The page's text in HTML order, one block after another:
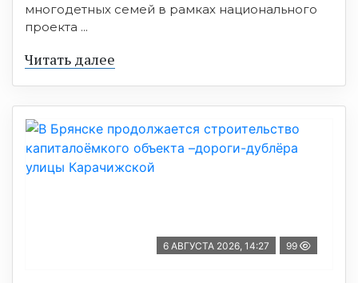
многодетных семей в рамках национального
проекта ...
Читать далее
6 АВГУСТА 2026, 14:27 99